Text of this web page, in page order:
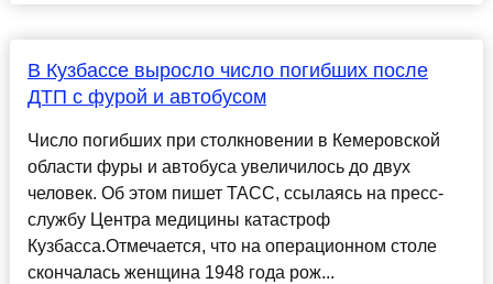
В Кузбассе выросло число погибших после
ДТП с фурой и автобусом
Число погибших при столкновении в Кемеровской
области фуры и автобуса увеличилось до двух
человек. Об этом пишет ТАСС, ссылаясь на пресс-
службу Центра медицины катастроф
Кузбасса.Отмечается, что на операционном столе
скончалась женщина 1948 года рож...